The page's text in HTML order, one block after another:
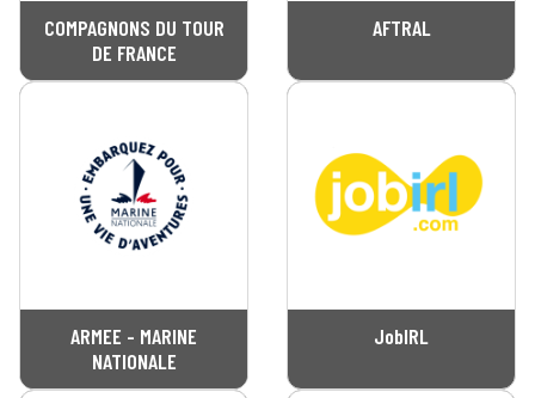
COMPAGNONS DU TOUR
DE FRANCE
AFTRAL
ARMEE - MARINE
NATIONALE
JobIRL